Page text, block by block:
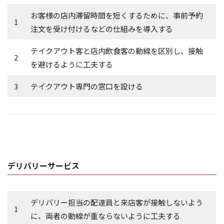
1
お客様の店内滞留時間を短くするために、事前予約
注文を受け付けるなどの仕組みを導入する
2
テイクアウト客と店内飲食客の動線を区別し、接触
を避けるように工夫する
3 テイクアウト専門の窓口を設ける
デリバリーサービス
1
デリバリー担当の配達員と来店客が接触しないよう
に、両者の動線が重ならないように工夫する